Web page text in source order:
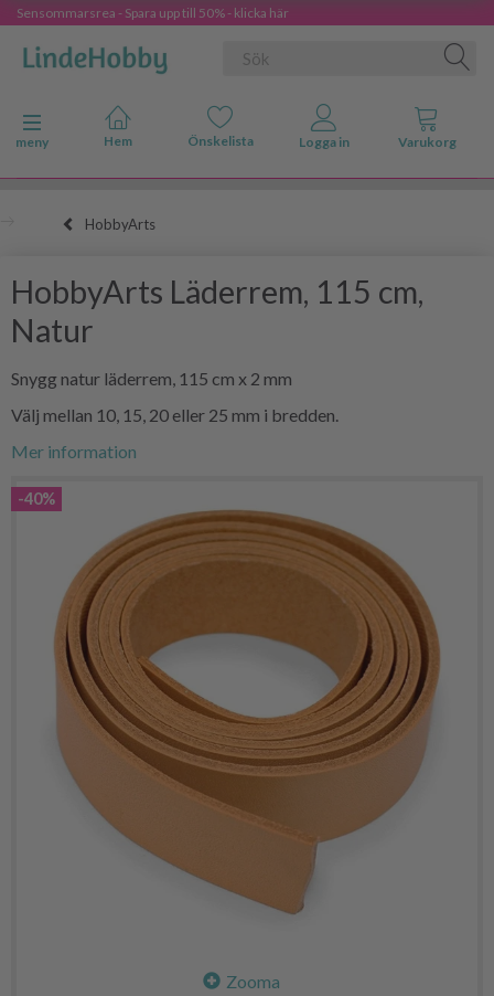
Sensommarsrea - Spara upp till 50% - klicka här
Ändra navigering
meny
HobbyArts
HobbyArts Läderrem, 115 cm,
Natur
Snygg natur läderrem, 115 cm x 2 mm
Välj mellan 10, 15, 20 eller 25 mm i bredden.
Mer information
-40%
Zooma